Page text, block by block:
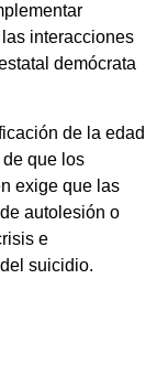
interacciones
demócrata
de la edad
que los
exige que las
autolesión o
e
suicidio.